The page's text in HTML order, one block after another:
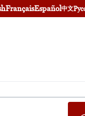
FrançaisEspañol中文